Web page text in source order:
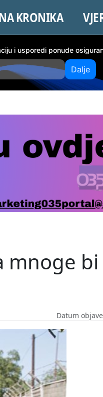
KRONIKA
i usporedi ponude
Dalje
mnoge
Datum